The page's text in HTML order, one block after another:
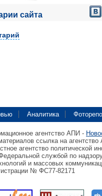
сайта
Аналитика
агентство АПИ -
ссылка на
агентство политической
службой по
и массовых
№ ФС77-82171